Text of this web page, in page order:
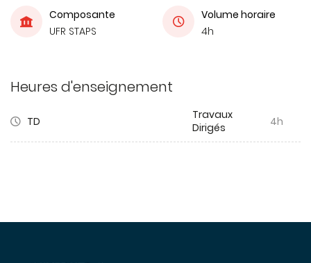
Composante
UFR STAPS
Volume horaire
4h
Heures d'enseignement
TD
Travaux
Dirigés
4h